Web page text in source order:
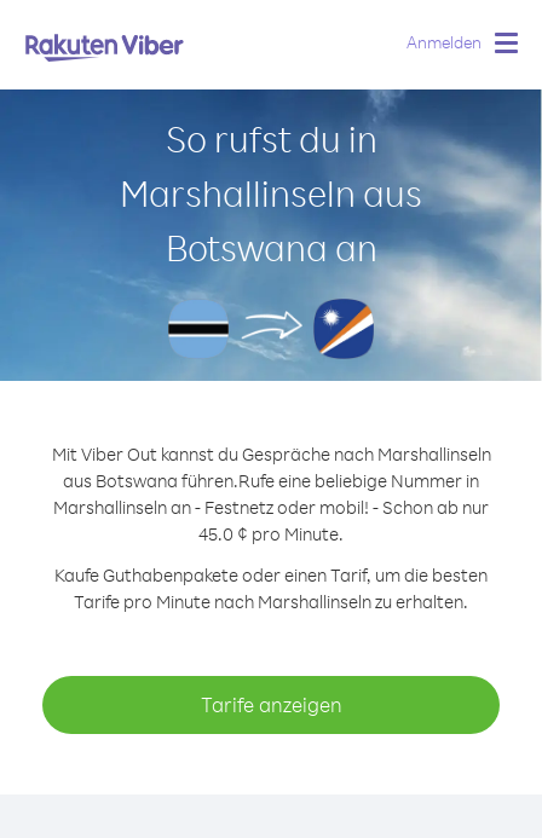
Anmelden
So rufst du in
Marshallinseln aus
Botswana an
Mit Viber Out kannst du Gespräche nach Marshallinseln
aus Botswana führen.Rufe eine beliebige Nummer in
Marshallinseln an - Festnetz oder mobil! - Schon ab nur
45.0 ¢ pro Minute.
Kaufe Guthabenpakete oder einen Tarif, um die besten
Tarife pro Minute nach Marshallinseln zu erhalten.
Tarife anzeigen